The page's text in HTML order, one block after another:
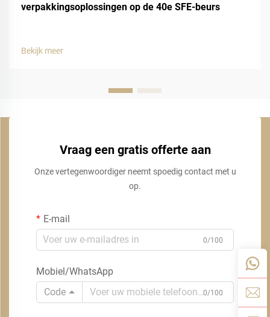
verpakkingsoplossingen op de 40e SFE-beurs
Bekijk meer
Vraag een gratis offerte aan
Onze vertegenwoordiger neemt spoedig contact met u
op.
E-mail
0/100
Mobiel/WhatsApp
Code
0/100